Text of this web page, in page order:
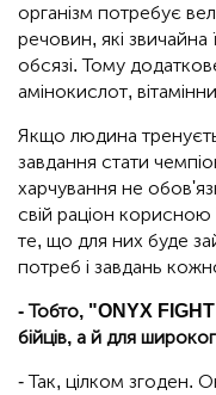
організм потребує
речовин, які
обсязі. Тому
амінокислот,
Якщо людина
завдання стати
харчування не
свій раціон
те, що для них буде
потреб і завдань
- Тобто, "ONYX FIGHT
бійців, а й для
- Так, цілком згоден.